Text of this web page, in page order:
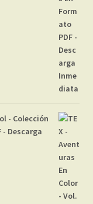
- Colección
- Descarga